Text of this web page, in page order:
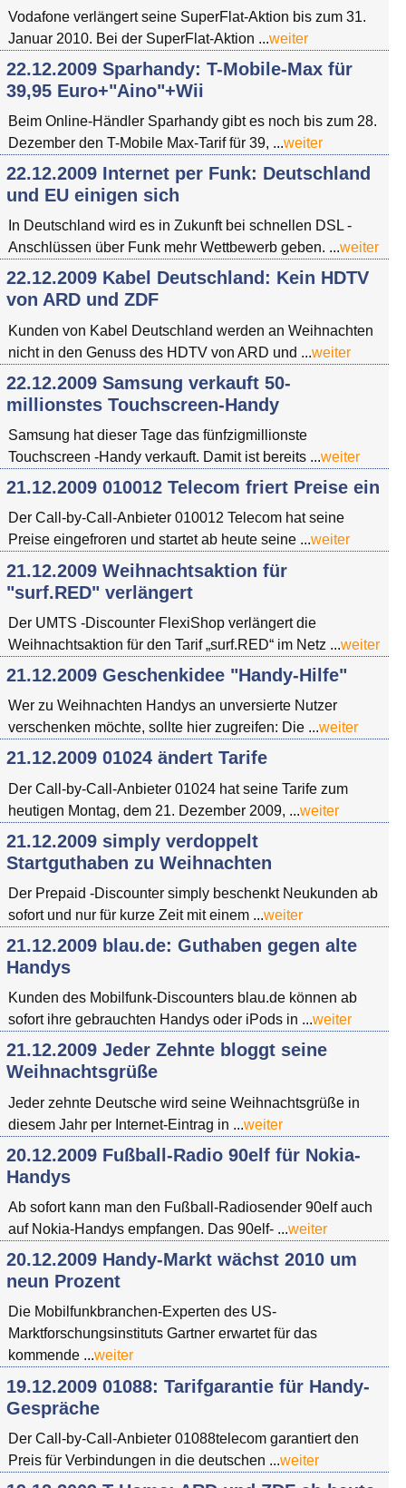
Vodafone verlängert seine SuperFlat-Aktion bis zum 31.
Januar 2010. Bei der SuperFlat-Aktion ...weiter
22.12.2009 Sparhandy: T-Mobile-Max für
39,95 Euro+"Aino"+Wii
Beim Online-Händler Sparhandy gibt es noch bis zum 28.
Dezember den T-Mobile Max-Tarif für 39, ...weiter
22.12.2009 Internet per Funk: Deutschland
und EU einigen sich
In Deutschland wird es in Zukunft bei schnellen DSL -
Anschlüssen über Funk mehr Wettbewerb geben. ...weiter
22.12.2009 Kabel Deutschland: Kein HDTV
von ARD und ZDF
Kunden von Kabel Deutschland werden an Weihnachten
nicht in den Genuss des HDTV von ARD und ...weiter
22.12.2009 Samsung verkauft 50-
millionstes Touchscreen-Handy
Samsung hat dieser Tage das fünfzigmillionste
Touchscreen -Handy verkauft. Damit ist bereits ...weiter
21.12.2009 010012 Telecom friert Preise ein
Der Call-by-Call-Anbieter 010012 Telecom hat seine
Preise eingefroren und startet ab heute seine ...weiter
21.12.2009 Weihnachtsaktion für
"surf.RED" verlängert
Der UMTS -Discounter FlexiShop verlängert die
Weihnachtsaktion für den Tarif „surf.RED“ im Netz ...weiter
21.12.2009 Geschenkidee "Handy-Hilfe"
Wer zu Weihnachten Handys an unversierte Nutzer
verschenken möchte, sollte hier zugreifen: Die ...weiter
21.12.2009 01024 ändert Tarife
Der Call-by-Call-Anbieter 01024 hat seine Tarife zum
heutigen Montag, dem 21. Dezember 2009, ...weiter
21.12.2009 simply verdoppelt
Startguthaben zu Weihnachten
Der Prepaid -Discounter simply beschenkt Neukunden ab
sofort und nur für kurze Zeit mit einem ...weiter
21.12.2009 blau.de: Guthaben gegen alte
Handys
Kunden des Mobilfunk-Discounters blau.de können ab
sofort ihre gebrauchten Handys oder iPods in ...weiter
21.12.2009 Jeder Zehnte bloggt seine
Weihnachtsgrüße
Jeder zehnte Deutsche wird seine Weihnachtsgrüße in
diesem Jahr per Internet-Eintrag in ...weiter
20.12.2009 Fußball-Radio 90elf für Nokia-
Handys
Ab sofort kann man den Fußball-Radiosender 90elf auch
auf Nokia-Handys empfangen. Das 90elf- ...weiter
20.12.2009 Handy-Markt wächst 2010 um
neun Prozent
Die Mobilfunkbranchen-Experten des US-
Marktforschungsinstituts Gartner erwartet für das
kommende ...weiter
19.12.2009 01088: Tarifgarantie für Handy-
Gespräche
Der Call-by-Call-Anbieter 01088telecom garantiert den
Preis für Verbindungen in die deutschen ...weiter